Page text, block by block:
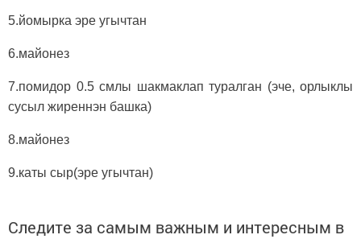
5.йомырка эре угычтан
6.майонез
7.помидор 0.5 смлы шакмаклап туралган (эче, орлыклы
сусыл жиреннэн башка)
8.майонез
9.каты сыр(эре угычтан)
Следите за самым важным и интересным в